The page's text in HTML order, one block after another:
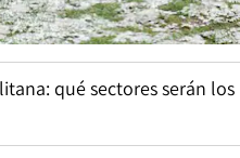
qué sectores serán los